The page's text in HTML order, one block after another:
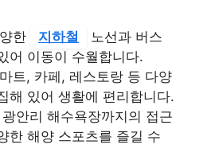
한 지하철
노선과 버스
어 이동이 수월합니다.
트, 카페, 레스토랑 등 다양
해 있어 생활에 편리합니다.
광안리 해수욕장까지의 접근
한 해양 스포츠를 즐길 수